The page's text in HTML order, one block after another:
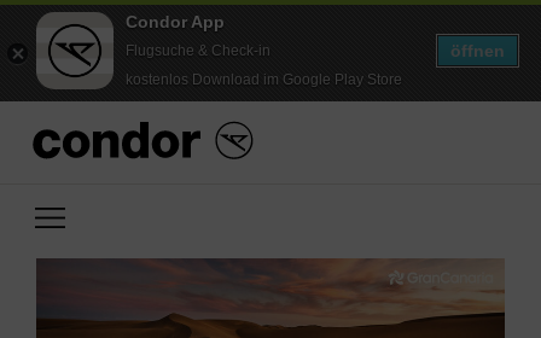
Condor App
Flugsuche & Check-in
kostenlos Download im Google Play Store
öffnen